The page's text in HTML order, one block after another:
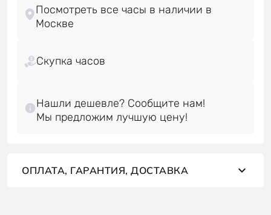
Посмотреть все часы в наличии в
Скупка часов
Нашли дешевле? Сообщите нам!
ОПЛАТА, ГАРАНТИЯ, ДОСТАВКА